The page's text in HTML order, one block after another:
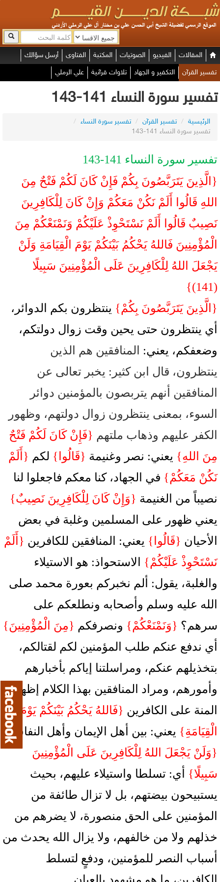
المقالات الفيديو الصوتيات المكتبة الفتاوى أرسل سؤالك
تفسير القرآن التكفير و الجهاد تلاوات قرآنية علي الرملي
تفسير سورة النساء 141-143
الرئيسية / تفسير القرآن / تفسير سورة النساء /
تفسير سورة النساء 141-143
تفسير سورة النساء 141-143
{الَّذِينَ يَتَرَبَّصُونَ بِكُمْ فَإِنْ كَانَ لَكُمْ فَتْحٌ مِنَ
اللهِ قَالُوا أَلَمْ نَكُنْ مَعَكُمْ وَإِنْ كَانَ لِلْكَافِرِينَ
نَصِيبٌ قَالُوا أَلَمْ نَسْتَحْوِذْ عَلَيْكُمْ وَنَمْنَعْكُمْ مِنَ
الْمُؤْمِنِينَ فَاللهُ يَحْكُمُ بَيْنَكُمْ يَوْمَ الْقِيَامَةِ وَلَنْ
يَجْعَلَ اللهُ لِلْكَافِرِينَ عَلَى الْمُؤْمِنِينَ سَبِيلًا
(141)}
{الَّذِينَ يَتَرَبَّصُونَ بِكُمْ} ينتظرون بكم الدوائر،
أي ينتظرون حتى يحين وقت زوال دولتكم،
وضعفكم، يعني:
المنافقين هم الذين
ينتظرون، قال ابن كثير: يخبر تعالى عن
المنافقين أنهم يتربصون بالمؤمنين دوائر
السوء، بمعنى ينتظرون زوال دولتهم، وظهور
الكفر عليهم وذهاب ملتهم {فَإِنْ كَانَ لَكُمْ فَتْحٌ
مِنَ اللهِ} يعني: نصر وغنيمة {قَالُوا} لكم {أَلَمْ
نَكُنْ مَعَكُمْ} في الجهاد، كنا معكم فاجعلوا لنا
نصيباً من الغنيمة {وَإِنْ كَانَ لِلْكَافِرِينَ نَصِيبٌ}
يعني ظهور على المسلمين وغلبة في بعض
الأحيان {قَالُوا} يعني: المنافقين للكافرين {أَلَمْ
نَسْتَحْوِذْ عَلَيْكُمْ}
الاستحواذ: هو الاستيلاء
والغلبة، يقول: ألم نخبركم بعورة محمد صلى
الله عليه وسلم وأصحابه ونطلعكم على
سرهم؟ {وَنَمْنَعْكُمْ} ونصرفكم {مِنَ الْمُؤْمِنِينَ}
أي ندفع عنكم طلب المؤمنين لكم لقتالكم،
بتخذيلهم عنكم، ومراسلتنا إياكم بأخبارهم
وأمورهم، ومراد المنافقين بهذا الكلام إظهار
المنة على الكافرين {فَاللهُ يَحْكُمُ بَيْنَكُمْ يَوْمَ
الْقِيَامَةِ} يعني: بين أهل الإيمان وأهل النفاق
{وَلَنْ يَجْعَلَ اللهُ لِلْكَافِرِينَ عَلَى الْمُؤْمِنِينَ
سَبِيلًا}
أي: تسلطا واستيلاء عليهم، بحيث
يستبيحون بيضتهم، بل لا تزال طائفة من
المؤمنين على الحق منصورة، لا يضرهم من
خذلهم ولا من خالفهم، ولا يزال الله يحدث من
أسباب النصر للمؤمنين، ودفعٍ لتسلط